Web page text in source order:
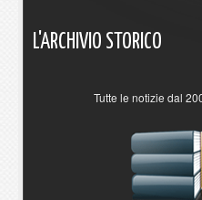
L'ARCHIVIO STORICO
Tutte le notizie dal